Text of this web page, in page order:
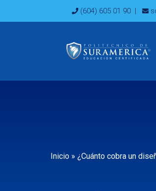
(604) 605 01 90 |
Inicio » ¿Cuánto cobra un